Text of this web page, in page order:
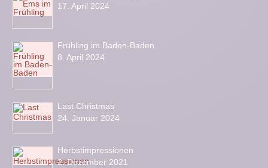
17. April 2024
Frühling im Baden-Baden
8. April 2024
Last Christmas
24. Januar 2024
Herbstimpressionen
2. Dezember 2021